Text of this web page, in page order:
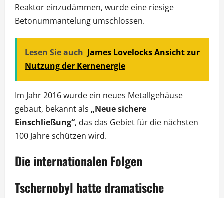
Reaktor einzudämmen, wurde eine riesige
Betonummantelung umschlossen.
Lesen Sie auch James Lovelocks Ansicht zur
Nutzung der Kernenergie
Im Jahr 2016 wurde ein neues Metallgehäuse
gebaut, bekannt als „Neue sichere
Einschließung“, das das Gebiet für die nächsten
100 Jahre schützen wird.
Die internationalen Folgen
Tschernobyl hatte dramatische